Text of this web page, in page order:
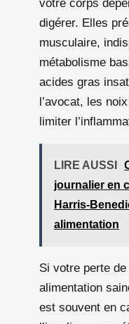
votre corps
digérer. Elles
musculaire,
métabolisme
acides gras
l’avocat, les
limiter
LIRE AUSSI
journalier en
Harris-
alimentation
Si votre perte
alimentation
est souvent en